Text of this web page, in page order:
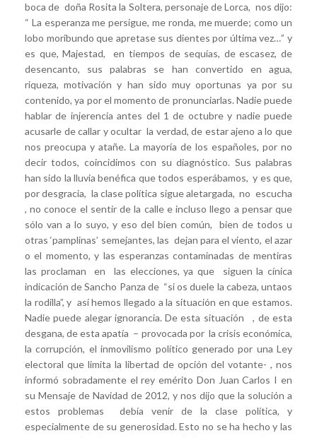
boca de doña Rosita la Soltera, personaje de Lorca, nos dijo:
“ La esperanza me persigue, me ronda, me muerde; como un
lobo moribundo que apretase sus dientes por última vez…” y
es que, Majestad, en tiempos de sequías, de escasez, de
desencanto, sus palabras se han convertido en agua,
riqueza, motivación y han sido muy oportunas ya por su
contenido, ya por el momento de pronunciarlas. Nadie puede
hablar de injerencia antes del 1 de octubre y nadie puede
acusarle de callar y ocultar la verdad, de estar ajeno a lo que
nos preocupa y atañe. La mayoría de los españoles, por no
decir todos, coincidimos con su diagnóstico. Sus palabras
han sido la lluvia benéfica que todos esperábamos, y es que,
por desgracia, la clase política sigue aletargada, no escucha
, no conoce el sentir de la calle e incluso llego a pensar que
sólo van a lo suyo, y eso del bien común, bien de todos u
otras ‘pamplinas’ semejantes, las dejan para el viento, el azar
o el momento, y las esperanzas contaminadas de mentiras
las proclaman en las elecciones, ya que siguen la cínica
indicación de Sancho Panza de “si os duele la cabeza, untaos
la rodilla”, y así hemos llegado a la situación en que estamos.
Nadie puede alegar ignorancia. De esta situación , de esta
desgana, de esta apatía – provocada por la crisis económica,
la corrupción, el inmovilismo político generado por una Ley
electoral que limita la libertad de opción del votante- , nos
informó sobradamente el rey emérito Don Juan Carlos I en
su Mensaje de Navidad de 2012, y nos dijo que la solución a
estos problemas debía venir de la clase política, y
especialmente de su generosidad. Esto no se ha hecho y las